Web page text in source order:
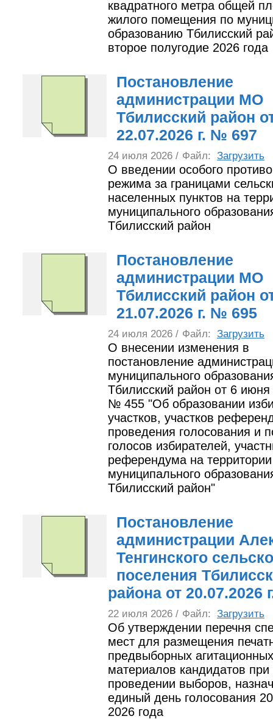
квадратного метра общей
жилого помещения по
образованию Тбилисский
второе полугодие 2026 года
Постановление
администрации МО
Тбилисский район
22.07.2026 г. № 697
24 июля 2026 / Файл: Загрузить
О введении особого
режима за границами
населенных пунктов на
муниципального
Тбилисский район
Постановление
администрации МО
Тбилисский район
21.07.2026 г. № 695
24 июля 2026 / Файл: Загрузить
О внесении изменения в
постановление
муниципального
Тбилисский район от 6 июня
№ 455 "Об образовании
участков, участков
проведения голосования и
голосов избирателей,
референдума на территории
муниципального
Тбилисский район"
Постановление
администрации
Тенгинского
поселения
района от 20.07.2026
22 июля 2026 / Файл: Загрузить
Об утверждении перечня
мест для размещения
предвыборных агитационных
материалов кандидатов при
проведении выборов,
единый день голосования
2026 года